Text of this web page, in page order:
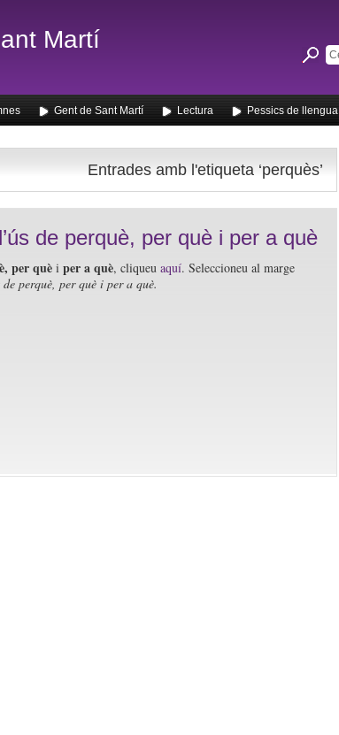
Martí
Gent de Sant Martí Lectura Pessics de llengua
Entrades amb l'etiqueta ‘perquès’
de perquè, per què i per a què
per què i per a què, cliqueu aquí. Seleccioneu al marge
de perquè, per què i per a què.